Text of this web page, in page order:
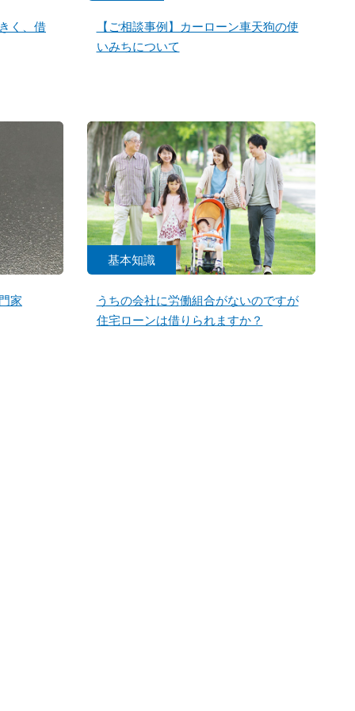
く、借
【ご相談事例】カーローン車天狗の使
いみちについて
家
基本知識
うちの会社に労働組合がないのですが
住宅ローンは借りられますか？